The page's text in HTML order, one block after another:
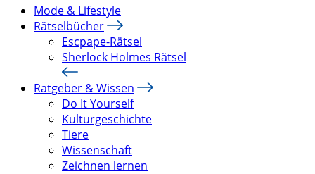
Mode & Lifestyle
Rätselbücher
Escpape-Rätsel
Sherlock Holmes Rätsel
Ratgeber & Wissen
Do It Yourself
Kulturgeschichte
Tiere
Wissenschaft
Zeichnen lernen